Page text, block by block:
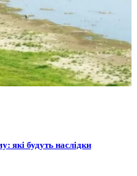
які будуть наслідки